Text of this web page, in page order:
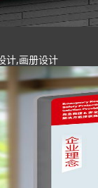
计,画册设计